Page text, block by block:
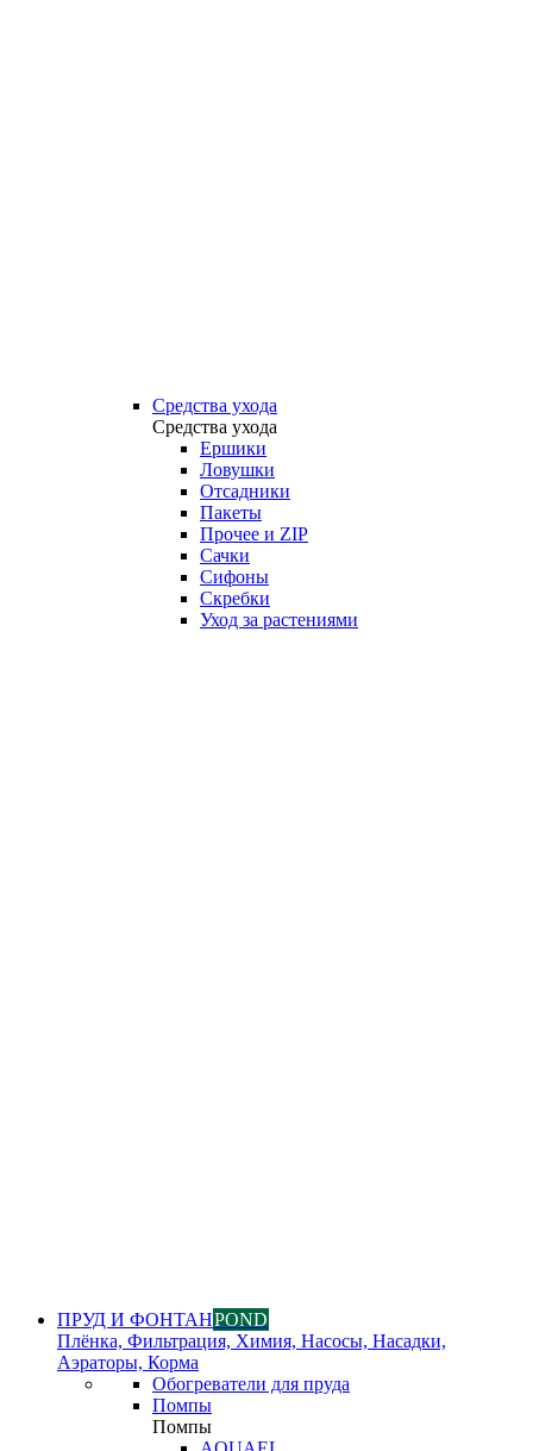
Средства ухода
Средства ухода
Ершики
Ловушки
Отсадники
Пакеты
Прочее и ZIP
Сачки
Сифоны
Скребки
Уход за растениями
ПРУД И ФОНТАНPOND
Плёнка, Фильтрация, Химия, Насосы, Насадки,
Аэраторы, Корма
Обогреватели для пруда
Помпы
Помпы